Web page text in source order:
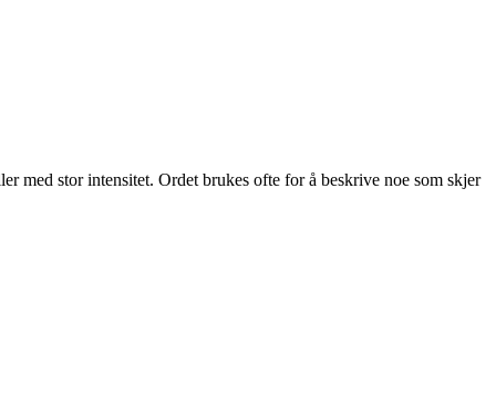
med stor intensitet. Ordet brukes ofte for å beskrive noe som skjer